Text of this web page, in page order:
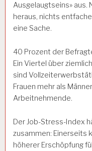
Ausgelaugtseins» aus.
heraus, nichts
eine Sache.
40 Prozent der
Ein Viertel über
sind
Frauen mehr als
Arbeitnehmende.
Der Job-Stress-Index
zusammen: Einerseits
höherer Erschöpfung